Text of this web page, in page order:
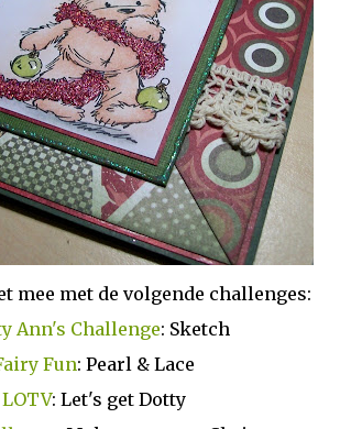
mee met de volgende challenges:
Ann's Challenge: Sketch
Fun: Pearl & Lace
LOTV: Let's get Dotty